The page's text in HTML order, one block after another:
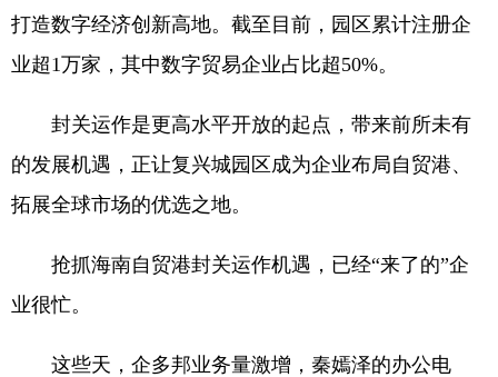
打造数字经济创新高地。截至目前，园区累计注册企
业超1万家，其中数字贸易企业占比超50%。
封关运作是更高水平开放的起点，带来前所未有
的发展机遇，正让复兴城园区成为企业布局自贸港、
拓展全球市场的优选之地。
抢抓海南自贸港封关运作机遇，已经“来了的”企
业很忙。
这些天，企多邦业务量激增，秦嫣泽的办公电